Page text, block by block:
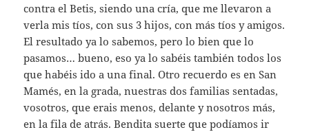
contra el Betis, siendo una cría, que me llevaron a
verla mis tíos, con sus 3 hijos, con más tíos y amigos.
El resultado ya lo sabemos, pero lo bien que lo
pasamos… bueno, eso ya lo sabéis también todos los
que habéis ido a una final. Otro recuerdo es en San
Mamés, en la grada, nuestras dos familias sentadas,
vosotros, que erais menos, delante y nosotros más,
en la fila de atrás. Bendita suerte que podíamos ir